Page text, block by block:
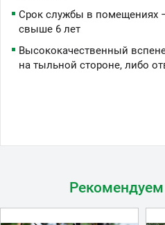
Срок службы в помещениях
свыше 6 лет
Высококачественный
на тыльной стороне, либо